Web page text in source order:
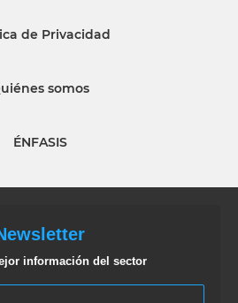
de Privacidad
somos
ÉNFASIS
información del sector